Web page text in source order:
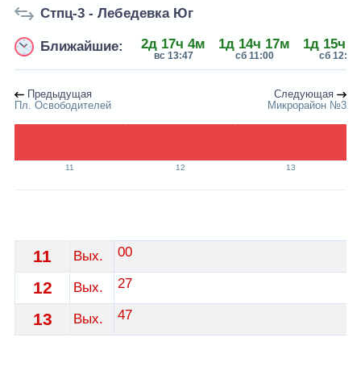
Стпц-3 - Лебедевка Юг
Ближайшие: 2д 17ч 4м
вс 13:47
1д 14ч 17м
сб 11:00
1д 15ч
сб 12:27
Предыдущая
Пл. Освободителей
Следующая
Микрорайон №3
11 12 13
Расписание 14 автобуса Жлобин - остановка Рынок
11 Вых. 00
12 Вых. 27
13 Вых. 47